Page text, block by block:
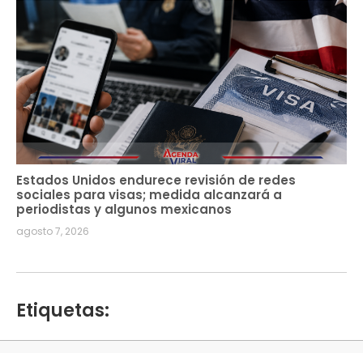
Estados Unidos endurece revisión de redes
sociales para visas; medida alcanzará a
periodistas y algunos mexicanos
agosto 7, 2026
Etiquetas: